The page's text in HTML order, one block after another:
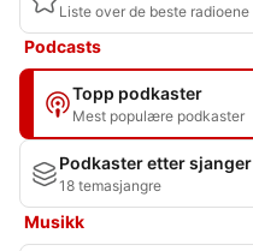
Liste over de beste radioene
Podcasts
Topp podkaster
Mest populære podkaster
Podkaster etter sjanger
18 temasjangre
Musikk